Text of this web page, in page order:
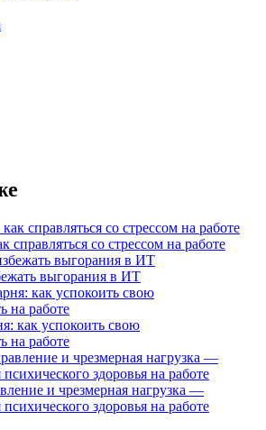
справляться со стрессом на работе
выгорания в ИТ
как успокоить свою
на работе
и чрезмерная нагрузка —
здоровья на работе